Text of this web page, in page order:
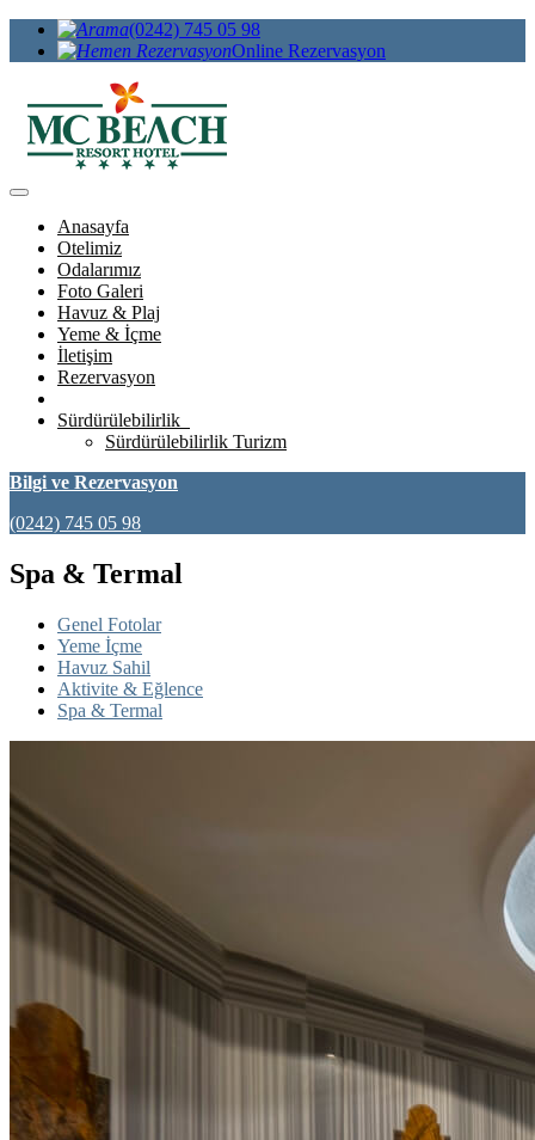
(0242) 745 05 98
Online Rezervasyon
Anasayfa
Otelimiz
Odalarımız
Foto Galeri
Havuz & Plaj
Yeme & İçme
İletişim
Rezervasyon
Sürdürülebilirlik
Sürdürülebilirlik Turizm
Bilgi ve Rezervasyon
(0242) 745 05 98
Spa & Termal
Genel Fotolar
Yeme İçme
Havuz Sahil
Aktivite & Eğlence
Spa & Termal